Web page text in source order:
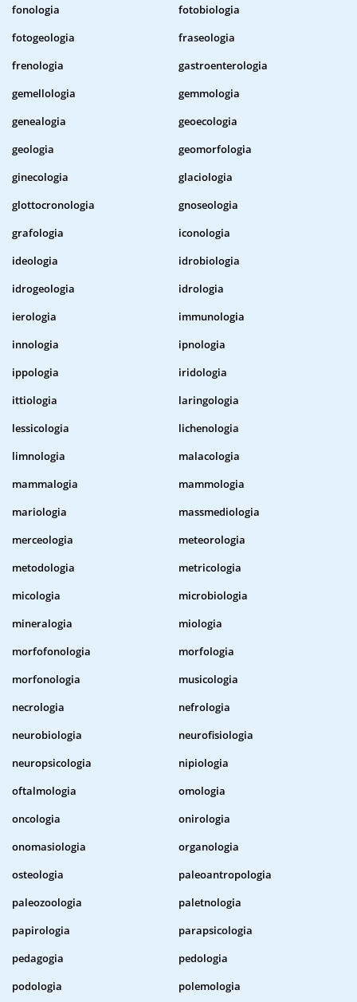
fonologia
fotobiologia
fotogeologia
fraseologia
frenologia
gastroenterologia
gemellologia
gemmologia
genealogia
geoecologia
geologia
geomorfologia
ginecologia
glaciologia
glottocronologia
gnoseologia
grafologia
iconologia
ideologia
idrobiologia
idrogeologia
idrologia
ierologia
immunologia
innologia
ipnologia
ippologia
iridologia
ittiologia
laringologia
lessicologia
lichenologia
limnologia
malacologia
mammalogia
mammologia
mariologia
massmediologia
merceologia
meteorologia
metodologia
metricologia
micologia
microbiologia
mineralogia
miologia
morfofonologia
morfologia
morfonologia
musicologia
necrologia
nefrologia
neurobiologia
neurofisiologia
neuropsicologia
nipiologia
oftalmologia
omologia
oncologia
onirologia
onomasiologia
organologia
osteologia
paleoantropologia
paleozoologia
paletnologia
papirologia
parapsicologia
pedagogia
pedologia
podologia
polemologia